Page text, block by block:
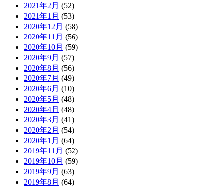
2021年2月 (52)
2021年1月 (53)
2020年12月 (58)
2020年11月 (56)
2020年10月 (59)
2020年9月 (57)
2020年8月 (56)
2020年7月 (49)
2020年6月 (10)
2020年5月 (48)
2020年4月 (48)
2020年3月 (41)
2020年2月 (54)
2020年1月 (64)
2019年11月 (52)
2019年10月 (59)
2019年9月 (63)
2019年8月 (64)